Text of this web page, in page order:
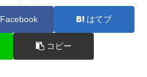
Facebook はてブ
コピー